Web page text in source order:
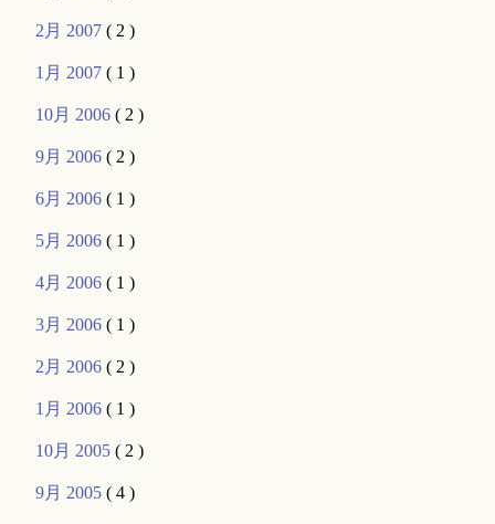
2月 2007( 2 )
1月 2007( 1 )
10月 2006( 2 )
9月 2006( 2 )
6月 2006( 1 )
5月 2006( 1 )
4月 2006( 1 )
3月 2006( 1 )
2月 2006( 2 )
1月 2006( 1 )
10月 2005( 2 )
9月 2005( 4 )